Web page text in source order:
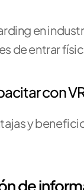
en
de entrar
con
y
de